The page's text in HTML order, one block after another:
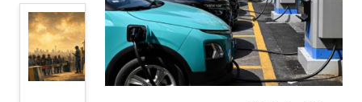
قراءة في
صعود
حركة